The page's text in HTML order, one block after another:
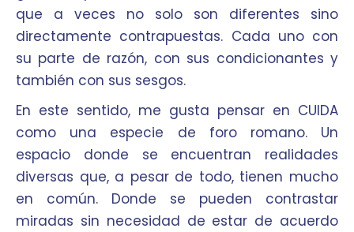
que a veces no solo son diferentes sino
directamente contrapuestas. Cada uno con
su parte de razón, con sus condicionantes y
también con sus sesgos.
En este sentido, me gusta pensar en CUIDA
como una especie de foro romano. Un
espacio donde se encuentran realidades
diversas que, a pesar de todo, tienen mucho
en común. Donde se pueden contrastar
miradas sin necesidad de estar de acuerdo